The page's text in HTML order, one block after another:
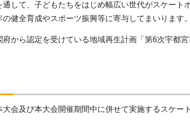
して、子どもたちをはじめ幅広い世代がスケート
健全育成やスポーツ振興等に寄与してまいります。
から認定を受けている地域再生計画「第6次宇都
会及び本大会開催期間中に併せて実施するスケー